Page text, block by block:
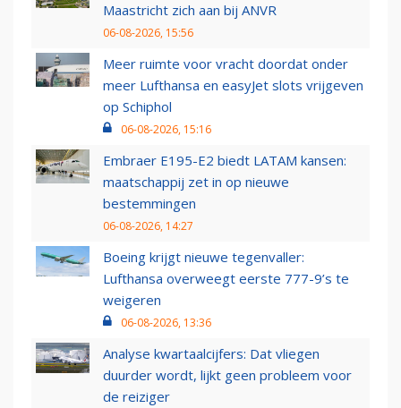
Maastricht zich aan bij ANVR
06-08-2026, 15:56
Meer ruimte voor vracht doordat onder
meer Lufthansa en easyJet slots vrijgeven
op Schiphol
06-08-2026, 15:16
Embraer E195-E2 biedt LATAM kansen:
maatschappij zet in op nieuwe
bestemmingen
06-08-2026, 14:27
Boeing krijgt nieuwe tegenvaller:
Lufthansa overweegt eerste 777-9’s te
weigeren
06-08-2026, 13:36
Analyse kwartaalcijfers: Dat vliegen
duurder wordt, lijkt geen probleem voor
de reiziger